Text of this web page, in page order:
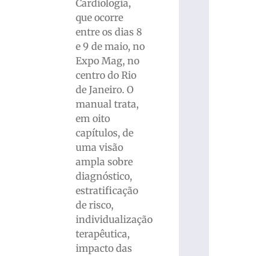
Cardiologia,
que ocorre
entre os dias 8
e 9 de maio, no
Expo Mag, no
centro do Rio
de Janeiro. O
manual trata,
em oito
capítulos, de
uma visão
ampla sobre
diagnóstico,
estratificação
de risco,
individualização
terapêutica,
impacto das